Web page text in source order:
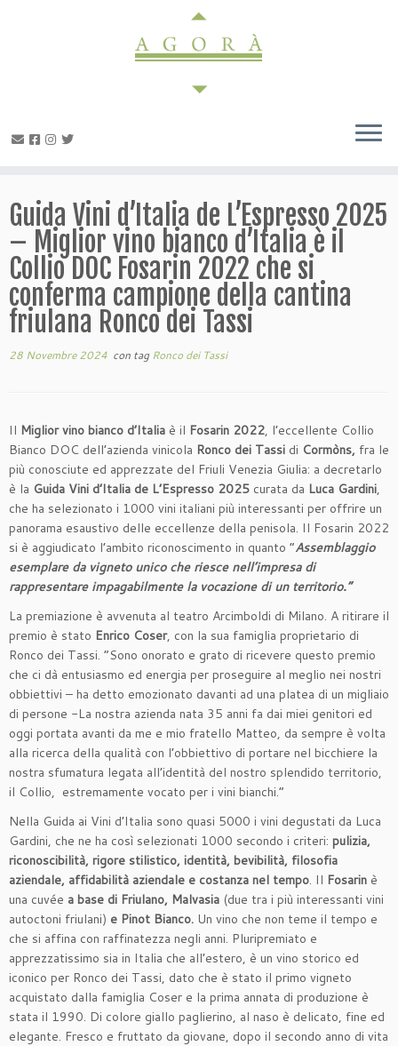
Guida Vini d’Italia de L’Espresso 2025
– Miglior vino bianco d’Italia è il
Collio DOC Fosarin 2022 che si
conferma campione della cantina
friulana Ronco dei Tassi
28 Novembre 2024 con tagRonco dei Tassi
Il Miglior vino bianco d’Italia è il Fosarin 2022, l’eccellente Collio
Bianco DOC dell’azienda vinicola Ronco dei Tassi di Cormòns, fra le
più conosciute ed apprezzate del Friuli Venezia Giulia: a decretarlo
è la Guida Vini d’Italia de L’Espresso 2025 curata da Luca Gardini,
che ha selezionato i 1000 vini italiani più interessanti per offrire un
panorama esaustivo delle eccellenze della penisola. Il Fosarin 2022
si è aggiudicato l’ambito riconoscimento in quanto “Assemblaggio
esemplare da vigneto unico che riesce nell’impresa di
rappresentare impagabilmente la vocazione di un territorio.”
La premiazione è avvenuta al teatro Arcimboldi di Milano. A ritirare il
premio è stato Enrico Coser, con la sua famiglia proprietario di
Ronco dei Tassi. “Sono onorato e grato di ricevere questo premio
che ci dà entusiasmo ed energia per proseguire al meglio nei nostri
obbiettivi – ha detto emozionato davanti ad una platea di un migliaio
di persone -La nostra azienda nata 35 anni fa dai miei genitori ed
oggi portata avanti da me e mio fratello Matteo, da sempre è volta
alla ricerca della qualità con l’obbiettivo di portare nel bicchiere la
nostra sfumatura legata all’identità del nostro splendido territorio,
il Collio, estremamente vocato per i vini bianchi.”
Nella Guida ai Vini d’Italia sono quasi 5000 i vini degustati da Luca
Gardini, che ne ha così selezionati 1000 secondo i criteri: pulizia,
riconoscibilità, rigore stilistico, identità, bevibilità, filosofia
aziendale, affidabilità aziendale e costanza nel tempo. Il Fosarin è
una cuvée a base di Friulano, Malvasia (due tra i più interessanti vini
autoctoni friulani) e Pinot Bianco. Un vino che non teme il tempo e
che si affina con raffinatezza negli anni. Pluripremiato e
apprezzatissimo sia in Italia che all’estero, è un vino storico ed
iconico per Ronco dei Tassi, dato che è stato il primo vigneto
acquistato dalla famiglia Coser e la prima annata di produzione è
stata il 1990. Di colore giallo paglierino, al naso è delicato, fine ed
elegante. Fresco e fruttato da giovane, dopo il secondo anno di vita